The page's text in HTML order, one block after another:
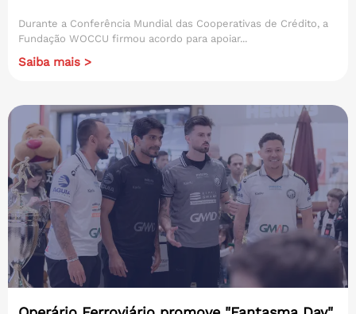
Durante a Conferência Mundial das Cooperativas de Crédito, a
Fundação WOCCU firmou acordo para apoiar...
Saiba mais >